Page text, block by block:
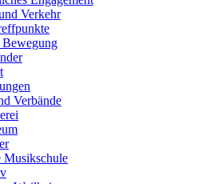
Verkehr
Bewegung
Verbände
Musikschule